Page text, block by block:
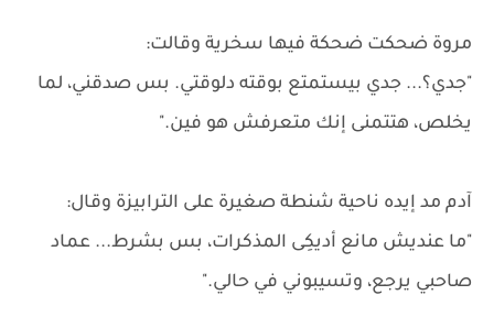
مروة ضحكت ضحكة فيها سخرية وقالت:
"جدي؟... جدي بيستمتع بوقته دلوقتي. بس صدقني، لما
يخلص، هتتمنى إنك متعرفش هو فين."
آدم مد إيده ناحية شنطة صغيرة على الترابيزة وقال:
"ما عنديش مانع أديكِى المذكرات، بس بشرط... عماد
صاحبي يرجع، وتسيبوني في حالي."